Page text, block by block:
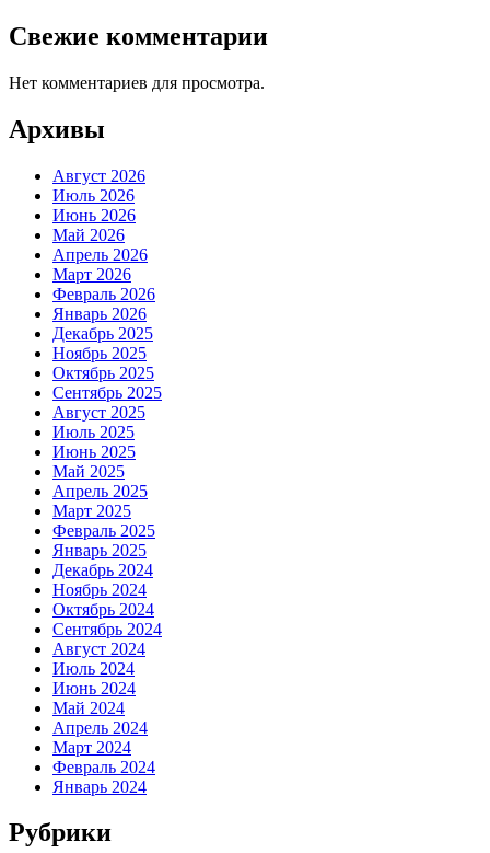
Свежие комментарии
Нет комментариев для просмотра.
Архивы
Август 2026
Июль 2026
Июнь 2026
Май 2026
Апрель 2026
Март 2026
Февраль 2026
Январь 2026
Декабрь 2025
Ноябрь 2025
Октябрь 2025
Сентябрь 2025
Август 2025
Июль 2025
Июнь 2025
Май 2025
Апрель 2025
Март 2025
Февраль 2025
Январь 2025
Декабрь 2024
Ноябрь 2024
Октябрь 2024
Сентябрь 2024
Август 2024
Июль 2024
Июнь 2024
Май 2024
Апрель 2024
Март 2024
Февраль 2024
Январь 2024
Рубрики